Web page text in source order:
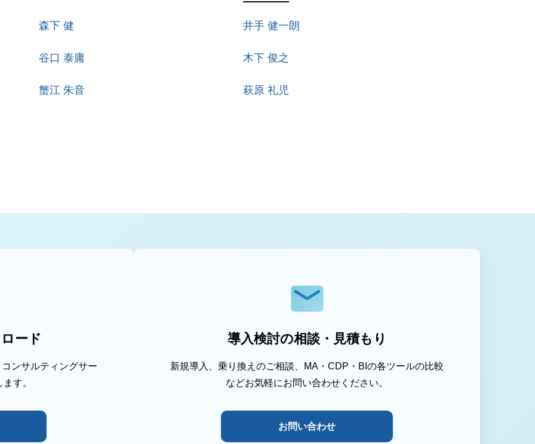
森下 健 井手 健一朗
谷口 泰庸 木下 俊之
蟹江 朱音 萩原 礼児
ード
ンサルティングサー
す。
導入検討の相談・見積もり
新規導入、乗り換えのご相談、MA・CDP・BIの各ツールの比較
などお気軽にお問い合わせください。
お問い合わせ